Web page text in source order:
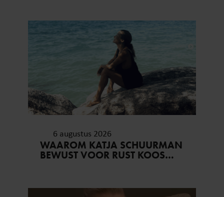
VERGETEN’
6 augustus 2026
WAAROM KATJA SCHUURMAN
BEWUST VOOR RUST KOOS…